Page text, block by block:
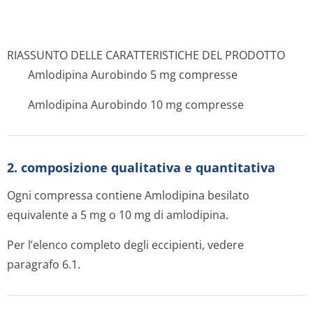
RIASSUNTO DELLE CARATTERISTICHE DEL PRODOTTO
Amlodipina Aurobindo 5 mg compresse
Amlodipina Aurobindo 10 mg compresse
2. composizione qualitativa e quantitativa
Ogni compressa contiene Amlodipina besilato
equivalente a 5 mg o 10 mg di amlodipina.
Per l’elenco completo degli eccipienti, vedere
paragrafo 6.1.